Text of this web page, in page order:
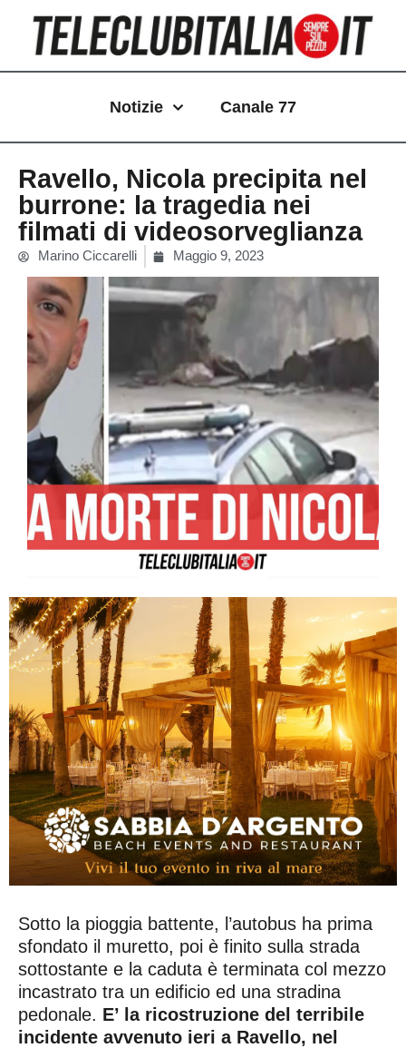
contenuto
Notizie Canale 77
Ravello, Nicola precipita nel
burrone: la tragedia nei
filmati di videosorveglianza
Marino Ciccarelli Maggio 9, 2023
Sotto la pioggia battente, l’autobus ha prima
sfondato il muretto, poi è finito sulla strada
sottostante e la caduta è terminata col mezzo
incastrato tra un edificio ed una stradina
pedonale. E’ la ricostruzione del terribile
incidente avvenuto ieri a Ravello, nel